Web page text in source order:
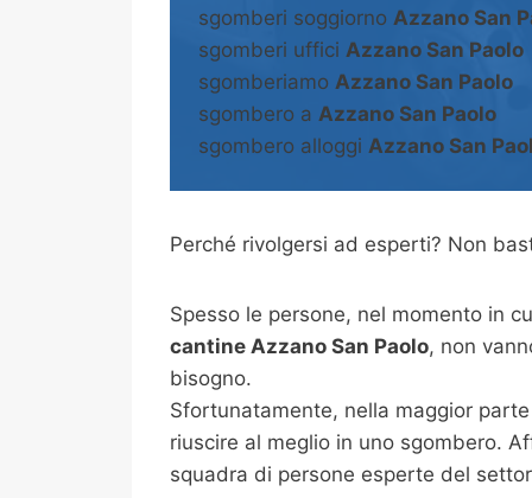
sgomberi soggiorno Azzano San
sgomberi uffici Azzano San Paolo
sgomberiamo Azzano San Paolo
sgombero a Azzano San Paolo
sgombero alloggi Azzano San
Perché rivolgersi ad esperti? Non
Spesso le persone, nel momento in
cantine Azzano San Paolo, non
bisogno.
Sfortunatamente, nella maggior
riuscire al meglio in uno sgombero.
squadra di persone esperte del